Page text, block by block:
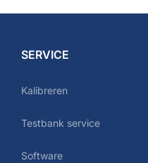
SERVICE
Kalibreren
Testbank service
Software